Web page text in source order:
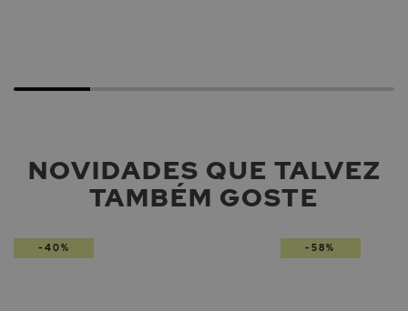
NOVIDADES QUE TALVEZ
TAMBÉM GOSTE
-40% -58%